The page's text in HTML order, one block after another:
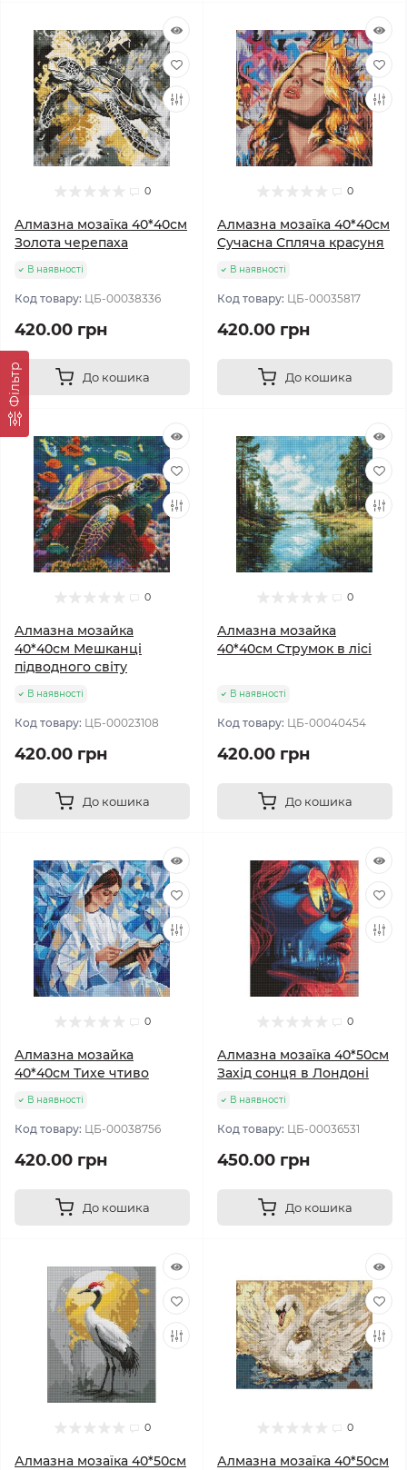
Фільтр
0
Алмазна мозаїка 40*40см
Золота черепаха
В наявності
Код товару: ЦБ-00038336
420.00 грн
До кошика
0
Алмазна мозаїка 40*40см
Сучасна Спляча красуня
В наявності
Код товару: ЦБ-00035817
420.00 грн
До кошика
0
Алмазна мозайка
40*40см Мешканці
підводного світу
В наявності
Код товару: ЦБ-00023108
420.00 грн
До кошика
0
Алмазна мозайка
40*40см Струмок в лісі
В наявності
Код товару: ЦБ-00040454
420.00 грн
До кошика
0
Алмазна мозайка
40*40см Тихе чтиво
В наявності
Код товару: ЦБ-00038756
420.00 грн
До кошика
0
Алмазна мозаїка 40*50см
Захід сонця в Лондоні
В наявності
Код товару: ЦБ-00036531
450.00 грн
До кошика
0
Алмазна мозаїка 40*50см
0
Алмазна мозаїка 40*50см